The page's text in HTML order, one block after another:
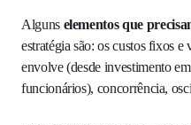
Alguns elementos que
estratégia são: os custos fixos
envolve (desde investimento
funcionários), concorrência,